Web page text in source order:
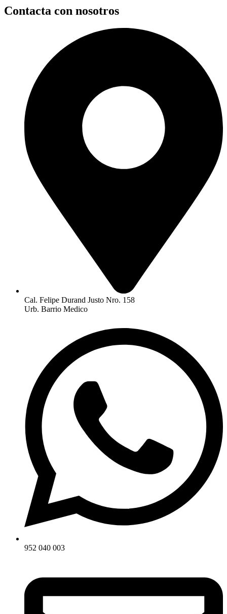
Contacta con nosotros
Cal. Felipe Durand Justo Nro. 158
Urb. Barrio Medico
952 040 003